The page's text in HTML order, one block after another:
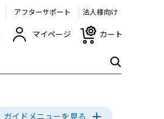
アフターサポート 法人様向け
マイページ カート
ガイドメニューを見る